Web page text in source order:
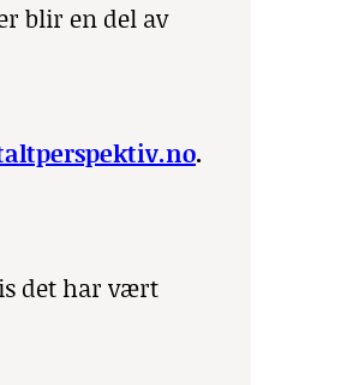
blir en del av
.
det har vært